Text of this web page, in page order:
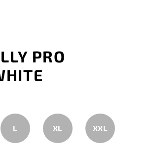
PRO
L XL XXL